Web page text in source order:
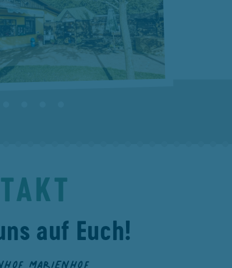
auf Euch!
MARIENHOF